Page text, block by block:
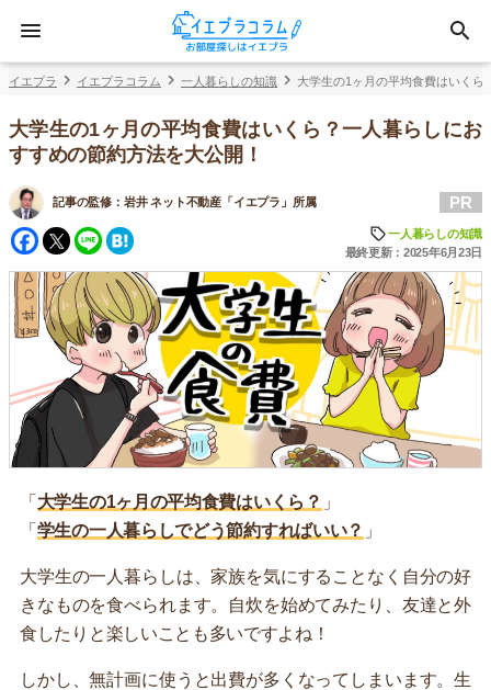
イエプラ イエプラコラム 一人暮らしの知識 大学生の1ヶ月の平均食費はいくら
大学生の1ヶ月の平均食費はいくら？一人暮らしにお
すすめの節約方法を大公開！
記事の監修： 岩井 ネット不動産「イエプラ」所属
Facebook
Twitter
Line
PR
一人暮らしの知識
最終更新：2025年6月23日
「 大学生の1ヶ月の平均食費はいくら？ 」
「 学生の一人暮らしでどう節約すればいい？ 」
大学生の一人暮らしは、家族を気にすることなく自分の好
きなものを食べられます。自炊を始めてみたり、友達と外
食したりと楽しいことも多いですよね！
しかし、無計画に使うと出費が多くなってしまいます。生